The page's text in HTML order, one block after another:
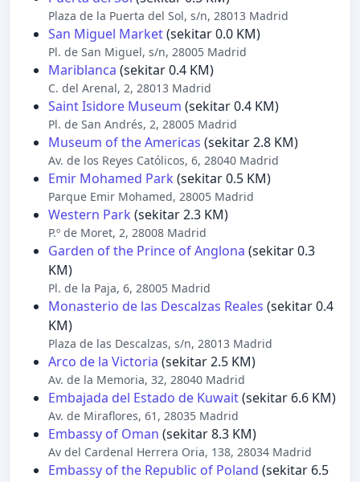
Plaza de la Puerta del Sol, s/n, 28013 Madrid
San Miguel Market(sekitar 0.0 KM)
Pl. de San Miguel, s/n, 28005 Madrid
Mariblanca (sekitar 0.4 KM)
C. del Arenal, 2, 28013 Madrid
Saint Isidore Museum (sekitar 0.4 KM)
Pl. de San Andrés, 2, 28005 Madrid
Museum of the Americas (sekitar 2.8 KM)
Av. de los Reyes Católicos, 6, 28040 Madrid
Emir Mohamed Park (sekitar 0.5 KM)
Parque Emir Mohamed, 28005 Madrid
Western Park (sekitar 2.3 KM)
P.º de Moret, 2, 28008 Madrid
Garden of the Prince of Anglona (sekitar 0.3
KM)
Pl. de la Paja, 6, 28005 Madrid
Monasterio de las Descalzas Reales (sekitar 0.4
KM)
Plaza de las Descalzas, s/n, 28013 Madrid
Arco de la Victoria (sekitar 2.5 KM)
Av. de la Memoria, 32, 28040 Madrid
Embajada del Estado de Kuwait(sekitar 6.6 KM)
Av. de Miraflores, 61, 28035 Madrid
Embassy of Oman (sekitar 8.3 KM)
Av del Cardenal Herrera Oria, 138, 28034 Madrid
Embassy of the Republic of Poland (sekitar 6.5